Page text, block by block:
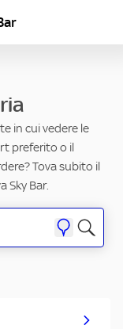
in cui vedere le
preferito o il
Tova subito il
Sky Bar.